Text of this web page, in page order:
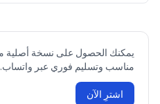
مناسب وتسليم فوري عبر واتساب.
اشترِ الآن